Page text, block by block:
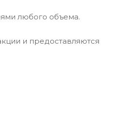
любого объема.
и предоставляются